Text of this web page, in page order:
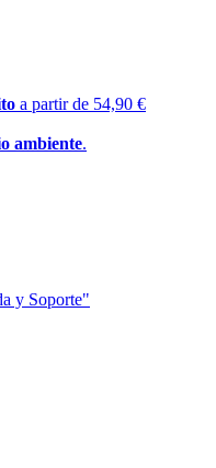
a partir de 54,90 €
ambiente.
y Soporte"